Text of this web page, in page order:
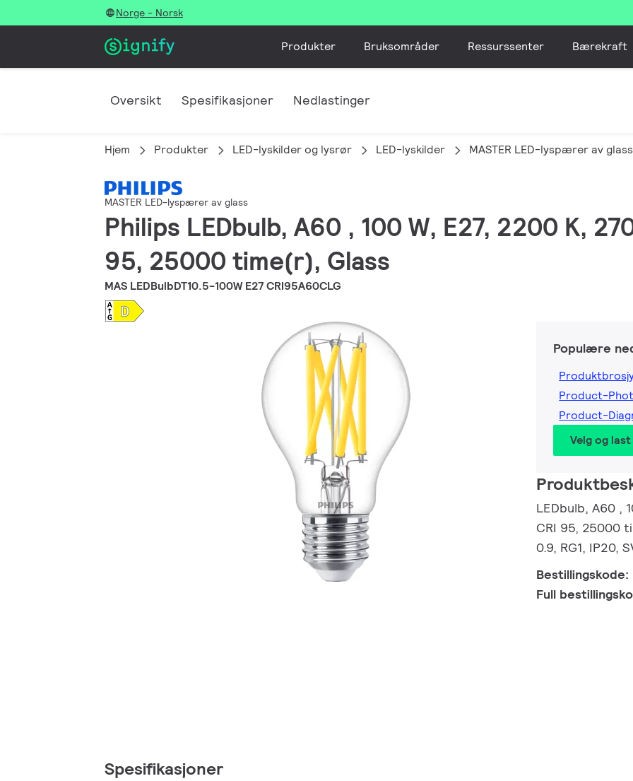
Norge - Norsk
Produkter Bruksområder Ressurssenter Bærekraft
Oversikt Spesifikasjoner Nedlastinger
Hjem Produkter LED-lyskilder og lysrør LED-lyskilder MASTER LED-lyspærer av glass
MASTER LED-lyspærer av glass
Philips LEDbulb, A60 , 100 W, E27, 2200 K,
95, 25000 time(r), Glass
MAS LEDBulbDT10.5-100W E27 CRI95A60CLG
Populære
Product-
Product-
Velg og
LEDbulb, A60 ,
CRI 95, 25000
0.9, RG1, IP20,
Bestillingskode:
Full
Spesifikasjoner